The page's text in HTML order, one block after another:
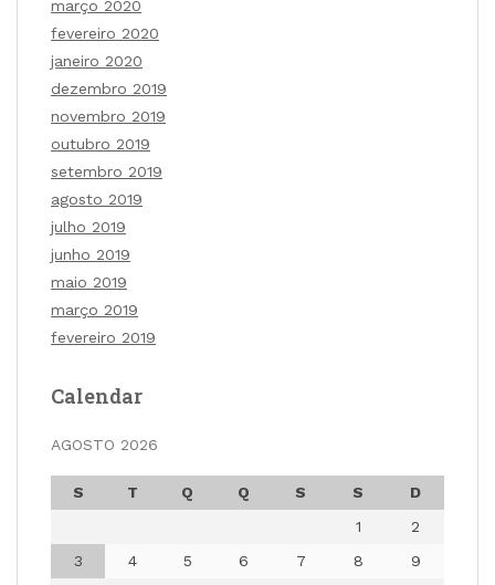
março 2020
fevereiro 2020
janeiro 2020
dezembro 2019
novembro 2019
outubro 2019
setembro 2019
agosto 2019
julho 2019
junho 2019
maio 2019
março 2019
fevereiro 2019
Calendar
AGOSTO 2026
S T Q Q S S
D
1
2
3
4 5 6 7 8
9